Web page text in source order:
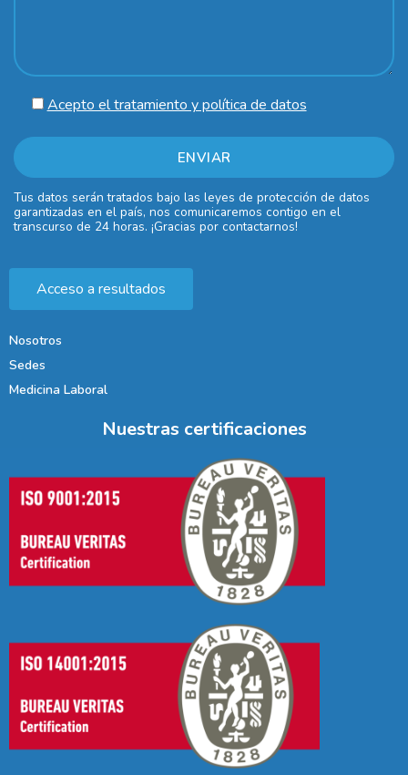
Acepto el tratamiento y política de datos
Tus datos serán tratados bajo las leyes de protección de datos
garantizadas en el país, nos comunicaremos contigo en el
transcurso de 24 horas. ¡Gracias por contactarnos!
Acceso a resultados
Nosotros
Sedes
Medicina Laboral
Nuestras certificaciones